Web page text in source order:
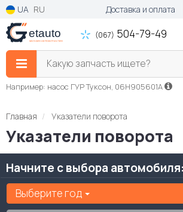
UA RU Доставка и оплата
(067) 504-79-49
Какую запчасть ищете?
Например: насос ГУР Туксон, 06H905601A
Главная Указатели поворота
Указатели поворота
Начните с выбора автомобиля:
Выберите год